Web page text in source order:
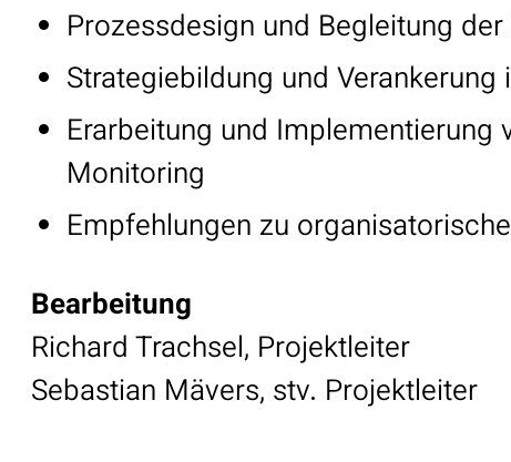
Prozessdesign und Begleitung
Strategiebildung und
Erarbeitung und
Monitoring
Empfehlungen zu
Bearbeitung
Richard Trachsel, Projektleiter
Sebastian Mävers, stv. Projektleiter